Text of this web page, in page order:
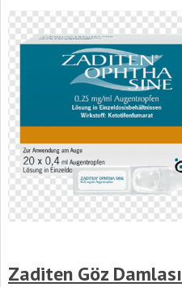
Zaditen Göz